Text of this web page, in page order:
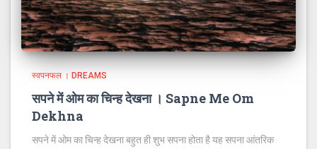
स्वपनफल । DREAMS
सपने में ओम का चिन्ह देखना । Sapne Me Om
Dekhna
सपने में ओम का चिन्ह देखना बहुत ही शुभ सपना होता है यह सपना आंतरिक